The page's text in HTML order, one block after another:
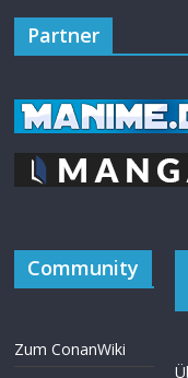
Partner
Community
Zum ConanWiki